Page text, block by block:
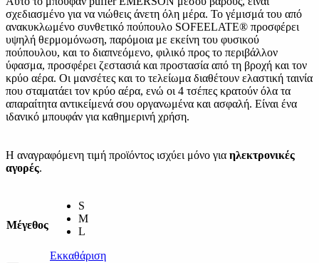
σχεδιασμένο για να νιώθεις άνετη όλη μέρα. Το γέμισμά του από
ανακυκλωμένο συνθετικό πούπουλο SOFEELATE® προσφέρει
υψηλή θερμομόνωση, παρόμοια με εκείνη του φυσικού
πούπουλου, και το διαπνεόμενο, φιλικό προς το περιβάλλον
ύφασμα, προσφέρει ζεστασιά και προστασία από τη βροχή και τον
κρύο αέρα. Οι μανσέτες και το τελείωμα διαθέτουν ελαστική ταινία
που σταματάει τον κρύο αέρα, ενώ οι 4 τσέπες κρατούν όλα τα
απαραίτητα αντικείμενά σου οργανωμένα και ασφαλή. Είναι ένα
ιδανικό μπουφάν για καθημερινή χρήση.
Η αναγραφόμενη τιμή προϊόντος ισχύει μόνο για ηλεκτρονικές
αγορές.
Μέγεθος
S
M
L
Εκκαθάριση